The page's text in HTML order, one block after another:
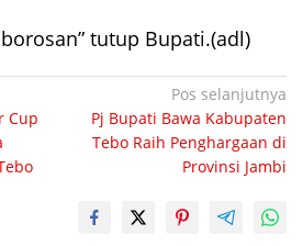
tutup Bupati.(adl)
Cup
Pos selanjutnya
Pj Bupati Bawa Kabupaten
Tebo Raih Penghargaan di
Provinsi Jambi